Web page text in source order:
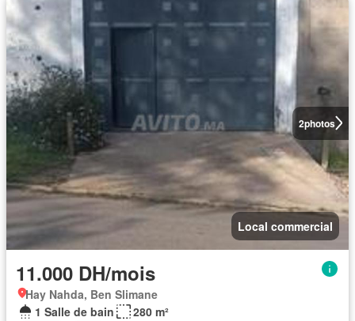
2photos
Local commercial
11.000 DH/mois
Hay Nahda, Ben Slimane
1 Salle de bain
280 m²